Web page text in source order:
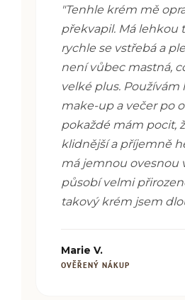
"Tenhle krém mě
překvapil. Má lehkou
rychle se vstřebá a
není vůbec mastná,
velké plus. Používám
make-up a večer po
pokaždé mám pocit,
klidnější a příjemně
má jemnou ovesnou
působí velmi
takový krém jsem
Marie V.
OVĚŘENÝ NÁKUP